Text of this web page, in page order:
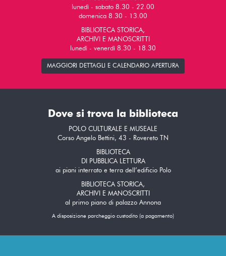
lunedì - sabato 8.30 - 22.00
domenica 8.30 - 13.00
BIBLIOTECA STORICA,
ARCHIVI E MANOSCRITTI
lunedì - venerdì 8.30 - 18.30
MAGGIORI DETTAGLI E CALENDARIO APERTURA
Dove si trova la biblioteca
POLO CULTURALE E MUSEALE
Corso Angelo Bettini, 43 - Rovereto TN
BIBLIOTECA
DI PUBBLICA LETTURA
ai piani interrato e terra dell’edificio Polo
BIBLIOTECA STORICA,
ARCHIVI E MANOSCRITTI
al primo piano di palazzo Annona
A disposizione parcheggio custodito (a pagamento)